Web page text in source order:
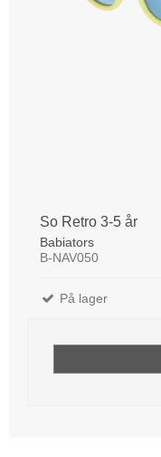
So Retro 3-5 år
Babiators
B-NAV050
På lager